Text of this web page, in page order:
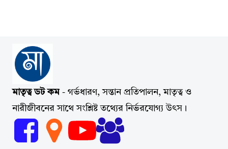
মাতৃত্ব ডট কম- গর্ভধারণ, সন্তান প্রতিপালন, মাতৃত্ব ও
নারীজীবনের সাথে সংশ্লিষ্ট তথ্যের নির্ভরযোগ্য উৎস।